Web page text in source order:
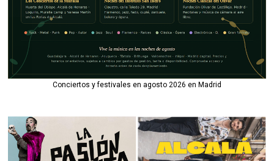
Conciertos y festivales en agosto 2026 en Madrid